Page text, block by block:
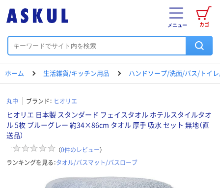
カゴ
メニュー
ホーム 生活雑貨/キッチン用品 ハンドソープ/洗面/バス/トイ
丸中 ブランド： ヒオリエ
ヒオリエ 日本製 スタンダード フェイスタオル ホテルスタイルタオ
ル 5枚 ブルーグレー 約34×86cm タオル 厚手 吸水 セット 無地（直
送品）
（0件のレビュー）
ランキングを見る：タオル/バスマット/バスローブ